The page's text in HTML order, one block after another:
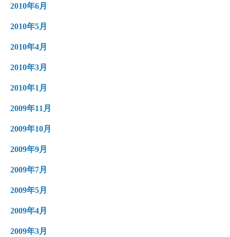
2010年6月
2010年5月
2010年4月
2010年3月
2010年1月
2009年11月
2009年10月
2009年9月
2009年7月
2009年5月
2009年4月
2009年3月